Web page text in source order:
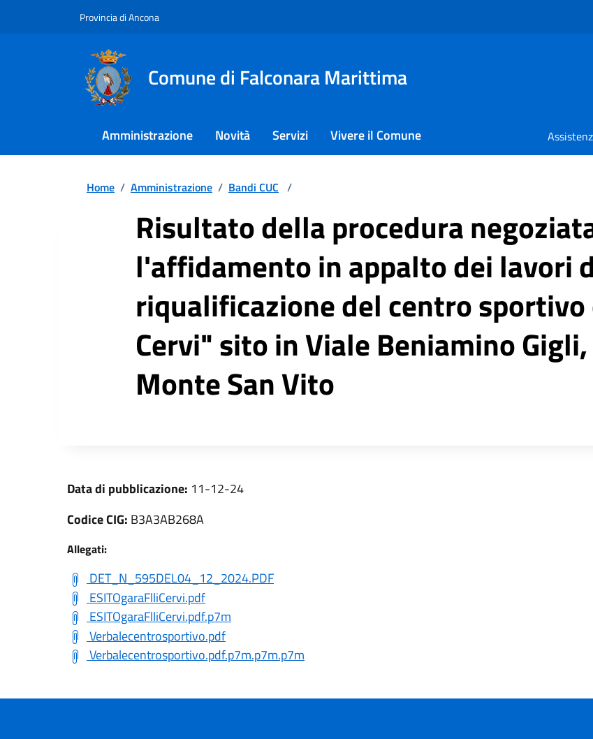
Provincia di Ancona
Comune di Falconara Marittima
Amministrazione Novità Servizi Vivere il Comune
Home / Amministrazione / Bandi CUC /
Risultato della procedura
l'affidamento in appalto dei lavori
riqualificazione del centro
Cervi" sito in Viale Beniamino
Monte San Vito
Data di pubblicazione: 11-12-24
Codice CIG: B3A3AB268A
Allegati:
DET_N_595DEL04_12_2024.PDF
ESITOgaraFlliCervi.pdf
ESITOgaraFlliCervi.pdf.p7m
Verbalecentrosportivo.pdf
Verbalecentrosportivo.pdf.p7m.p7m.p7m